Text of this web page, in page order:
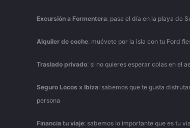
Excursión a Formentera: pasa el día en la playa de
Alquiler de coche: muévete por la isla con tu Ford
Traslado privado: si no quieres esperar colas en el
Seguro Locos x Ibiza: sabemos que te gusta
persona
Financia tu viaje: sabemos lo importante que es tu